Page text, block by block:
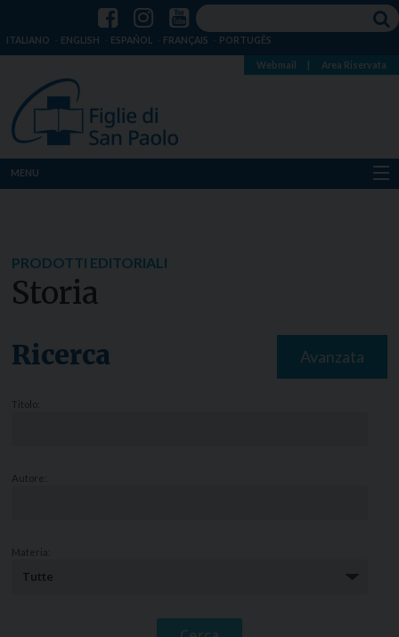
ITALIANO ENGLISH ESPAÑOL FRANÇAIS PORTUGÊS
Webmail Area Riservata
MENU
Notizie
PRODOTTI EDITORIALI
Storia
Ricerca Avanzata
Titolo:
Autore:
Materia: